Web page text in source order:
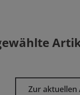
Zur aktuellen